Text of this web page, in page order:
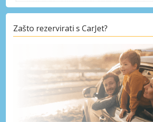
Zašto rezervirati s CarJet?